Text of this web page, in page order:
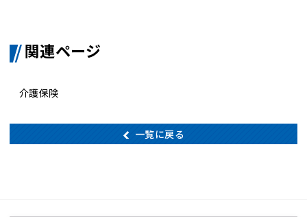
関連ページ
介護保険
一覧に戻る